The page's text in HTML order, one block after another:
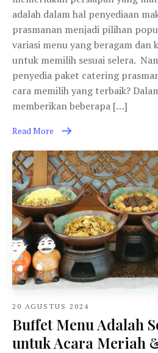
adalah dalam hal penyediaan
prasmanan menjadi pilihan
variasi menu yang beragam dan
untuk memilih sesuai selera.
penyedia paket catering
cara memilih yang terbaik?
memberikan beberapa […]
Read More
20 AGUSTUS 2024
Buffet Menu Adalah
untuk Acara Meriah